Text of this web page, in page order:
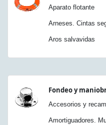
Aparato flotante
Arneses. Cintas
Aros salvavidas
Fondeo y
Accesorios y
Amortiguadores.